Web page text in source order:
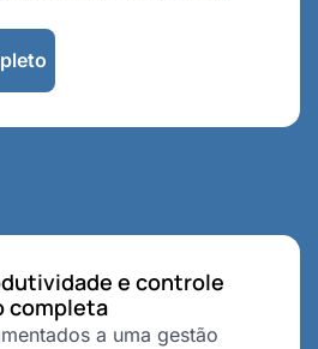
e controle
completa
a uma gestão